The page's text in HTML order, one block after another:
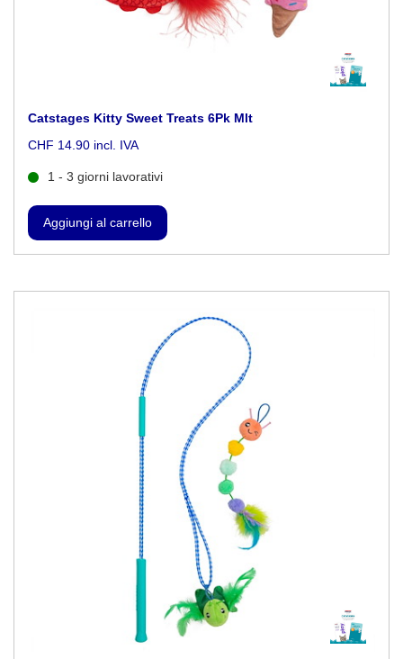
Catstages Kitty Sweet Treats 6Pk Mlt
CHF 14.90 incl. IVA
1 - 3 giorni lavorativi